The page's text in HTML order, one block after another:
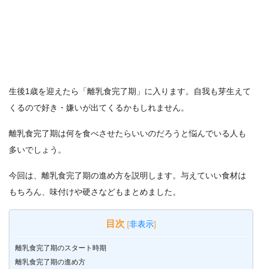
生後1歳を迎えたら「離乳食完了期」に入ります。自我も芽生えて
くるので好き・嫌いが出てくるかもしれません。
離乳食完了期は何を食べさせたらいいのだろうと悩んでいる人も
多いでしょう。
今回は、離乳食完了期の進め方を説明します。与えていい食材は
もちろん、味付けや硬さなどもまとめました。
目次 [非表示]
離乳食完了期のスタート時期
離乳食完了期の進め方